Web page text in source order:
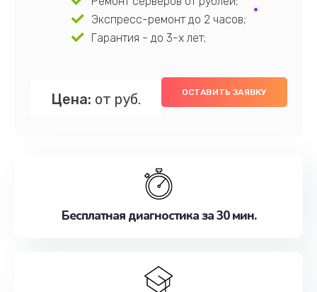
Экспресс-ремонт до 2 часов;
Гарантия - до 3-х лет;
Цена: от руб. ОСТАВИТЬ ЗАЯВКУ
Бесплатная диагностика за 30 мин.